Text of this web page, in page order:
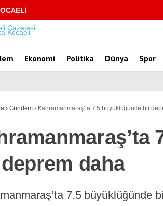
Ekonomi Politika Dünya Spor
› Gündem › Kahramanmaraş’ta 7.5 büyüklüğünde bir
daha
7.5 büyüklüğünde